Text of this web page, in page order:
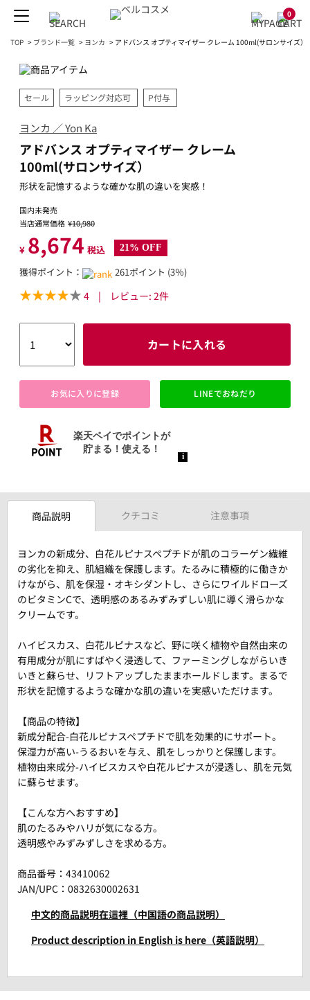
0
TOP > ブランド一覧 > ヨンカ > アドバンス オプティマイザー クレーム 100ml(サロンサイズ）
セール ラッピング対応可 P付与
ヨンカ ／ Yon Ka
アドバンス オプティマイザー クレーム
100ml(サロンサイズ）
形状を記憶するような確かな肌の違いを実感！
国内未発売
当店通常価格 ¥10,980
¥ 8,674 税込 21% OFF
獲得ポイント： 261ポイント (3％)
4 | レビュー: 2件
カートに入れる
お気に入りに登録 LINEでおねだり
商品説明 クチコミ 注意事項
ヨンカの新成分、白花ルピナスペプチドが肌のコラーゲン繊維
の劣化を抑え、肌組織を保護します。たるみに積極的に働きか
けながら、肌を保湿・オキシダントし、さらにワイルドローズ
のビタミンCで、透明感のあるみずみずしい肌に導く滑らかな
クリームです。
ハイビスカス、白花ルピナスなど、野に咲く植物や自然由来の
有用成分が肌にすばやく浸透して、ファーミングしながらいき
いきと蘇らせ、リフトアップしたままホールドします。まるで
形状を記憶するような確かな肌の違いを実感いただけます。
【商品の特徴】
新成分配合-白花ルピナスペプチドで肌を効果的にサポート。
保湿力が高い-うるおいを与え、肌をしっかりと保護します。
植物由来成分-ハイビスカスや白花ルピナスが浸透し、肌を元気
に蘇らせます。
【こんな方へおすすめ】
肌のたるみやハリが気になる方。
透明感やみずみずしさを求める方。
商品番号： 43410062
JAN/UPC：0832630002631
中文的商品説明在這裡（中国語の商品説明）
Product description in English is here（英語説明）